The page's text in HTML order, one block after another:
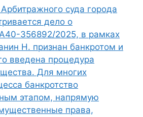
суда города
дело о
356892/2025, в рамках
Н. признан банкротом и
введена процедура
Для многих
банкротство
этапом, напрямую
права,